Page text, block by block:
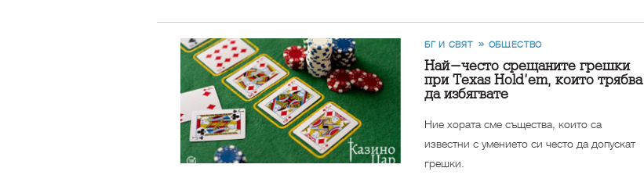
БГ И СВЯТ ОБЩЕСТВО
Най-често срещаните грешки
при Texas Hold’em, които трябва
да избягвате
Ние хората сме същества, които са
известни с умението си често да допускат
грешки.